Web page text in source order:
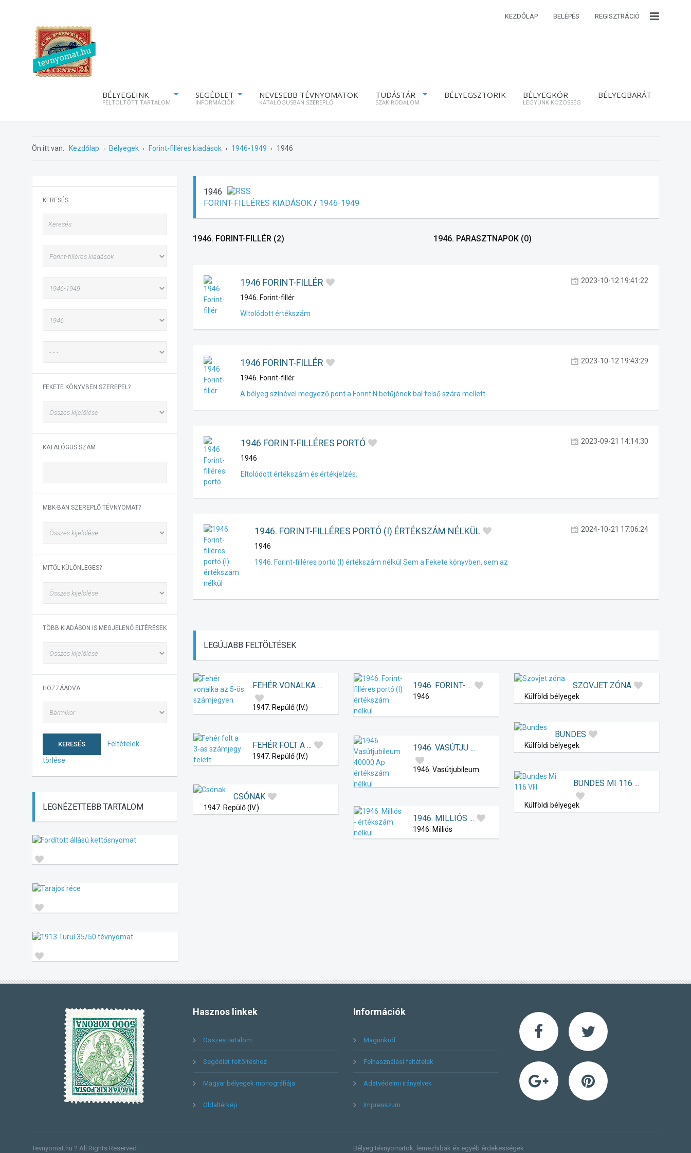
KEZDŐLAP BELÉPÉS REGISZTRÁCIÓ
BÉLYEGEINK
FELTÖLTÖTT TARTALOM
SEGÉDLET
INFORMÁCIÓK
NEVESEBB TÉVNYOMATOK
KATALÓGUSBAN SZEREPLŐ
TUDÁSTÁR
SZAKIRODALOM
BÉLYEGSZTORIK BÉLYEGKÖR
LEGYÜNK KÖZÖSSÉG
BÉLYEGBARÁT
Ön itt van: Kezdőlap Bélyegek Forint-filléres kiadások 1946-1949 1946
1946
FORINT-FILLÉRES KIADÁSOK/ 1946-1949
1946. FORINT-FILLÉR (2) 1946. PARASZTNAPOK (0)
1946 FORINT-FILLÉR
1946. Forint-fillér
Wltolódott értékszám
2023-10-12 19:41:22
1946 FORINT-FILLÉR
1946. Forint-fillér
A bélyeg színével megyező pont a Forint N betűjének bal felső szára mellett.
2023-10-12 19:43:29
1946 FORINT-FILLÉRES PORTÓ
1946
Eltolódott értékszám és értékjelzés.
2023-09-21 14:14:30
1946. FORINT-FILLÉRES PORTÓ (I) ÉRTÉKSZÁM NÉLKÜL
1946
1946. Forint-filléres portó (I) értékszám nélkül Sem a Fekete könyvben, sem az
2024-10-21 17:06:24
LEGÚJABB FELTÖLTÉSEK
FEHÉR VONALKA ...
1947. Repülő (IV.)
FEHÉR FOLT A ...
1947. Repülő (IV.)
CSÓNAK
1947. Repülő (IV.)
1946. FORINT- ...
1946
1946. VASÚTJU ...
1946. Vasútjubileum
1946. MILLIÓS ...
1946. Milliós
SZOVJET ZÓNA
Külföldi bélyegek
BUNDES
Külföldi bélyegek
BUNDES MI 116 ...
Külföldi bélyegek
KERESÉS
FEKETE KÖNYVBEN SZEREPEL?
KATALÓGUS SZÁM
MBK-BAN SZEREPLŐ TÉVNYOMAT?
MITŐL KÜLÖNLEGES?
TÖBB KIADÁSON IS MEGJELENŐ ELTÉRÉSEK
HOZZÁADVA
KERESÉS Feltételek
törlése
LEGNÉZETTEBB TARTALOM
Hasznoslinkek
Összes tartalom
Segédlet feltöltéshez
Magyar bélyegek monográfiája
Oldaltérkép
Információk
Magunkról
Felhasználási feltételek
Adatvédelmi irányelvek
Impresszum
Tevnyomat.hu ? All Rights Reserved. Bélyeg tévnyomatok, lemezhibák és egyéb érdekességek